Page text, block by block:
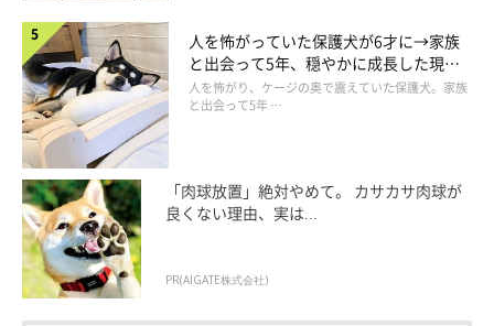
人を怖がっていた保護犬が6才に→家族
と出会って5年、穏やかに成長した現在
の姿にグッとくる
人を怖がり、ケージの奥で震えていた保護犬。家族
と出会って5年 …
「肉球放置」絶対やめて。 カサカサ肉球が
良くない理由、実は...
PR(AIGATE株式会社)